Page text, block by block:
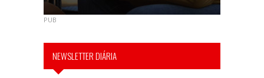
PUB
NEWSLETTER DIÁRIA